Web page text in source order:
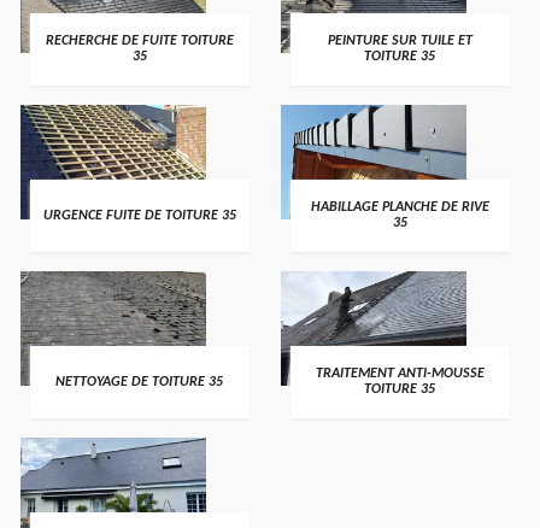
RECHERCHE DE FUITE TOITURE
35
PEINTURE SUR TUILE ET
TOITURE 35
URGENCE FUITE DE TOITURE 35
HABILLAGE PLANCHE DE RIVE
35
NETTOYAGE DE TOITURE 35
TRAITEMENT ANTI-MOUSSE
TOITURE 35